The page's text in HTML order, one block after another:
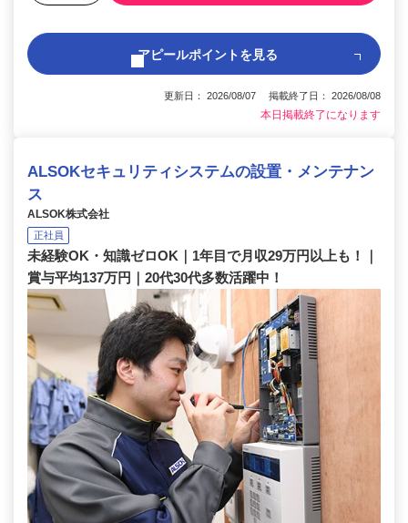
アピールポイントを見る
更新日： 2026/08/07 掲載終了日： 2026/08/08
本日掲載終了になります
ALSOKセキュリティシステムの設置・メンテナン
ス
ALSOK株式会社
正社員
未経験OK・知識ゼロOK｜1年目で月収29万円以上も！｜
賞与平均137万円｜20代30代多数活躍中！